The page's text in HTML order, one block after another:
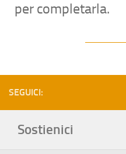
per completarla.
SEGUICI:
Sostienici